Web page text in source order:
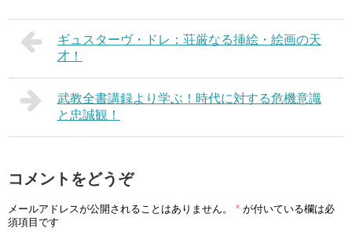
ギュスターヴ・ドレ：荘厳なる挿絵・絵画の天
才！
武教全書講録より学ぶ！時代に対する危機意識
と忠誠観！
コメントをどうぞ
メールアドレスが公開されることはありません。 * が付いている欄は必
須項目です